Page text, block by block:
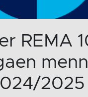
REMA
menn
2025